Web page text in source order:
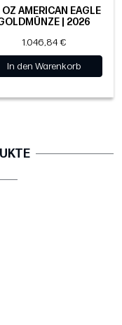
OZ AMERICAN EAGLE
| 2026
1.046,84 €
In den Warenkorb